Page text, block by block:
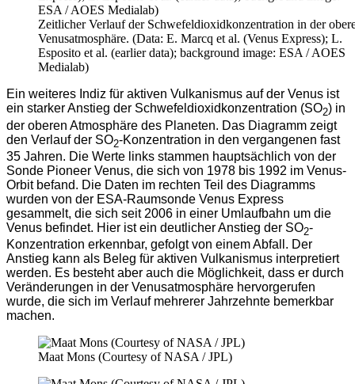
Zeitlicher Verlauf der Schwefeldioxidkonzentration in der
Venusatmosphäre. (Data: E. Marcq et al. (Venus Express); L.
Esposito et al. (earlier data); background image: ESA / AOES
Medialab)
Ein weiteres Indiz für aktiven Vulkanismus auf der Venus ist
ein starker Anstieg der Schwefeldioxidkonzentration (SO2) in
der oberen Atmosphäre des Planeten. Das Diagramm zeigt
den Verlauf der SO2-Konzentration in den vergangenen fast
35 Jahren. Die Werte links stammen hauptsächlich von der
Sonde Pioneer Venus, die sich von 1978 bis 1992 im Venus-
Orbit befand. Die Daten im rechten Teil des Diagramms
wurden von der ESA-Raumsonde Venus Express
gesammelt, die sich seit 2006 in einer Umlaufbahn um die
Venus befindet. Hier ist ein deutlicher Anstieg der SO2-
Konzentration erkennbar, gefolgt von einem Abfall. Der
Anstieg kann als Beleg für aktiven Vulkanismus interpretiert
werden. Es besteht aber auch die Möglichkeit, dass er durch
Veränderungen in der Venusatmosphäre hervorgerufen
wurde, die sich im Verlauf mehrerer Jahrzehnte bemerkbar
machen.
Maat Mons (Courtesy of NASA / JPL)